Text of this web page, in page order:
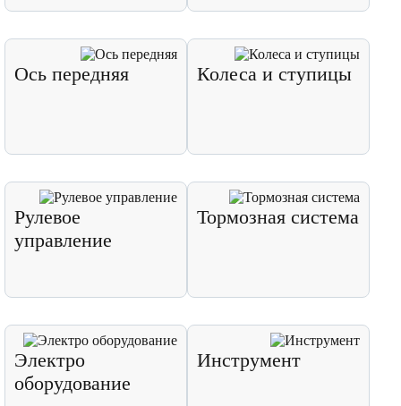
Ось передняя Колеса и ступицы
Рулевое
управление
Тормозная система
Электро
оборудование
Инструмент